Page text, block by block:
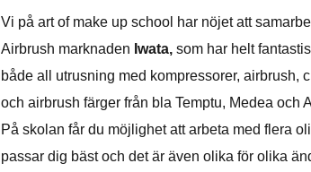
Vi på art of make up school har nöjet att
Airbrush marknaden Iwata, som har helt
både all utrusning med kompressorer, airbrush,
och airbrush färger från bla Temptu, Medea och
På skolan får du möjlighet att arbeta med flera
passar dig bäst och det är även olika för olika